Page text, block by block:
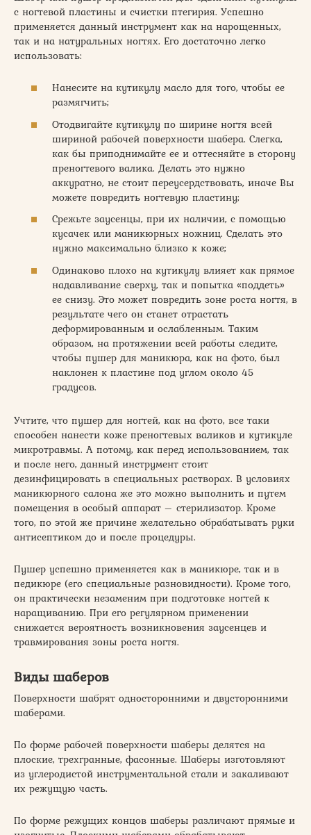
с ногтевой пластины и счистки птегирия. Успешно
применяется данный инструмент как на нарощенных,
так и на натуральных ногтях. Его достаточно легко
использовать:
Нанесите на кутикулу масло для того, чтобы ее
размягчить;
Отодвигайте кутикулу по ширине ногтя всей
шириной рабочей поверхности шабера. Слегка,
как бы приподнимайте ее и оттесняйте в сторону
преногтевого валика. Делать это нужно
аккуратно, не стоит переусердствовать, иначе Вы
можете повредить ногтевую пластину;
Срежьте заусенцы, при их наличии, с помощью
кусачек или маникюрных ножниц. Сделать это
нужно максимально близко к коже;
Одинаково плохо на кутикулу влияет как прямое
надавливание сверху, так и попытка «поддеть»
ее снизу. Это может повредить зоне роста ногтя, в
результате чего он станет отрастать
деформированным и ослабленным. Таким
образом, на протяжении всей работы следите,
чтобы пушер для маникюра, как на фото, был
наклонен к пластине под углом около 45
градусов.
Учтите, что пушер для ногтей, как на фото, все таки
способен нанести коже преногтевых валиков и кутикуле
микротравмы. А потому, как перед использованием, так
и после него, данный инструмент стоит
дезинфицировать в специальных растворах. В условиях
маникюрного салона же это можно выполнить и путем
помещения в особый аппарат – стерилизатор. Кроме
того, по этой же причине желательно обрабатывать руки
антисептиком до и после процедуры.
Пушер успешно применяется как в маникюре, так и в
педикюре (его специальные разновидности). Кроме того,
он практически незаменим при подготовке ногтей к
наращиванию. При его регулярном применении
снижается вероятность возникновения заусенцев и
травмирования зоны роста ногтя.
Виды шаберов
Поверхности шабрят односторонними и двусторонними
шаберами.
По форме рабочей поверхности шаберы делятся на
плоские, трехгранные, фасонные. Шаберы изготовляют
из углеродистой инструментальной стали и закаливают
их режущую часть.
По форме режущих концов шаберы различают прямые и